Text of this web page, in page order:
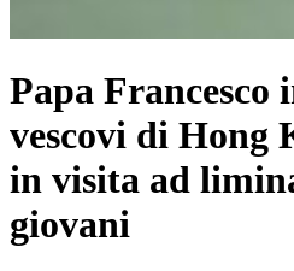
Papa Francesco
vescovi di Hong
in visita ad
giovani